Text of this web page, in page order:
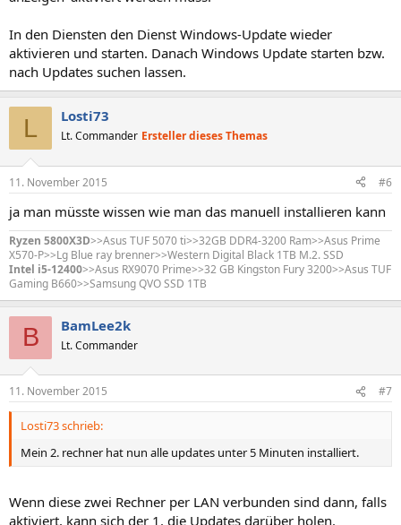
In den Diensten den Dienst Windows-Update wieder
aktivieren und starten. Danach Windows Update starten bzw.
nach Updates suchen lassen.
L Losti73
Lt. Commander Ersteller dieses Themas
11. November 2015 #6
ja man müsste wissen wie man das manuell installieren kann
Ryzen 5800X3D>>Asus TUF 5070 ti>>32GB DDR4-3200 Ram>>Asus Prime
X570-P>>Lg Blue ray brenner>>Western Digital Black 1TB M.2. SSD
Intel i5-12400>>Asus RX9070 Prime>>32 GB Kingston Fury 3200>>Asus TUF
Gaming B660>>Samsung QVO SSD 1TB
B BamLee2k
Lt. Commander
11. November 2015 #7
Losti73 schrieb:
Mein 2. rechner hat nun alle updates unter 5 Minuten installiert.
Wenn diese zwei Rechner per LAN verbunden sind dann, falls
aktiviert, kann sich der 1. die Updates darüber holen.